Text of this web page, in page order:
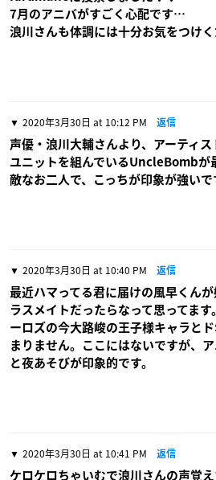
7月のアニバがすごく心配です…
浪川さんも体調には十分お気をつけ
2020年3月30日 at 10:12 PM 返信
声優・浪川大輔さんより、アーティ
ユニットを組んでいるUncleBombが
敵なお二人で、こっちが印象が強いで
2020年3月30日 at 10:40 PM 返信
最近ハマってる君に届けの風早くん
ラスメイトだったらなって思ってま
ーロズの今大路峻の王子様キャラと
まりません。ここにはないですが、
と夜あそびが印象的です。
2020年3月30日 at 10:41 PM 返信
ケロケロちゃいむで浪川さんの声覚え